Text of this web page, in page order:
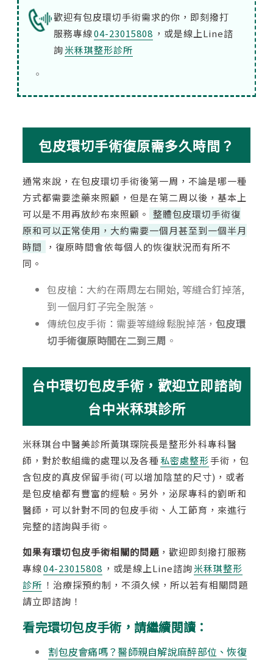
歡迎有包皮環切手術需求的你，即刻撥打
服務專線 04-23015808 ，或是線上Line諮
詢米秝琪整形診所
。
包皮環切手術復原需多久時間？
通常來說，在包皮環切手術後第一周，不論是哪一種
方式都需要塗藥來照顧，但是在第二周以後，基本上
可以是不用再放紗布來照顧。 整體包皮環切手術復
原和可以正常使用，大約需要一個月甚至到一個半月
時間
，復原時間會依每個人的恢復狀況而有所不
同。
包皮槍：大約在兩周左右開始, 等縫合釘掉落,
到一個月釘子完全脫落。
傳統包皮手術：需要等縫線鬆脫掉落，包皮環
切手術復原時間在二到三周 。
台中環切包皮手術，歡迎立即諮詢
台中米秝琪診所
米秝琪台中醫美診所黃琪琛院長是整形外科專科醫
師，對於軟組織的處理以及各種 私密處整形手術，包
含包皮的真皮保留手術(可以增加陰莖的尺寸)，或者
是包皮槍都有豐富的經驗。另外，泌尿專科的劉昕和
醫師，可以針對不同的包皮手術、人工節育，來進行
完整的諮詢與手術。
如果有環切包皮手術相關的問題 ，歡迎即刻撥打服務
專線 04-23015808 ，或是線上Line諮詢米秝琪整形
診所 ！治療採預約制，不須久候，所以若有相關問題
請立即諮詢！
看完環切包皮手術，請繼續閱讀：
割包皮會痛嗎？醫師親自解說麻醉部位、恢復